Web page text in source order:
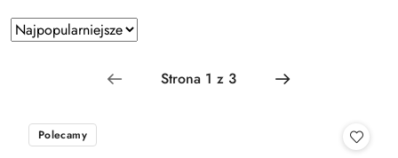
Zastosowano
sortowanie:
Najpopularniejsze.
Sortuj
według
Polecamy